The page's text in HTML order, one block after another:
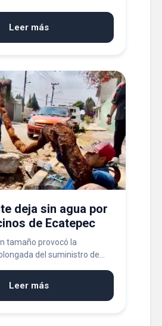
Leer más
deja sin agua por
de Ecatepec
tamaño provocó la
del suministro de...
Leer más